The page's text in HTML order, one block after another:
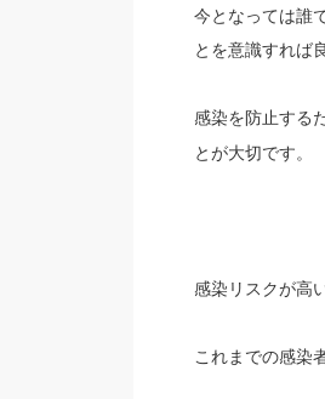
今となっては誰
とを意識すれば
感染を防止する
とが大切です。
感染リスクが高
これまでの感染